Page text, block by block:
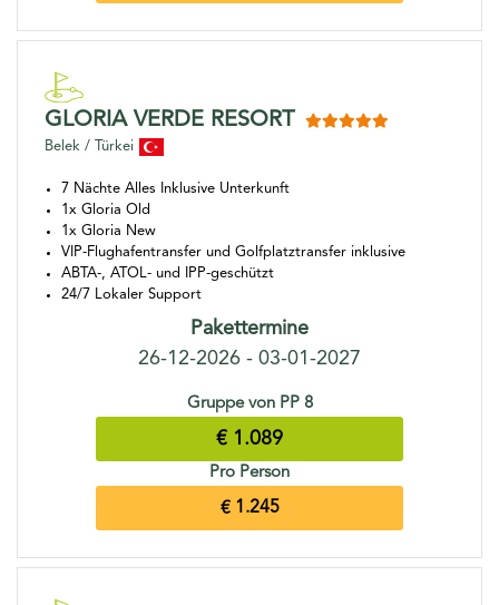
GLORIA VERDE RESORT
Belek / Türkei
7 Nächte Alles Inklusive Unterkunft
1x Gloria Old
1x Gloria New
VIP-Flughafentransfer und Golfplatztransfer inklusive
ABTA-, ATOL- und IPP-geschützt
24/7 Lokaler Support
Pakettermine
26-12-2026 - 03-01-2027
Gruppe von PP 8
€ 1.089
Pro Person
€ 1.245